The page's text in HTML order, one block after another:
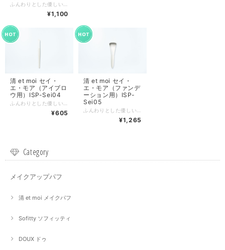
¥1,100
清 et moi セイ・
エ・モア（アイブロ
ウ用）ISP-Sei04
¥605
清 et moi セイ・
エ・モア（ファンデ
ーション用）ISP-
Sei05
¥1,265
Category
メイクアップパフ
清 et moi メイクパフ
Sofitty ソフィッティ
DOUX ドゥ